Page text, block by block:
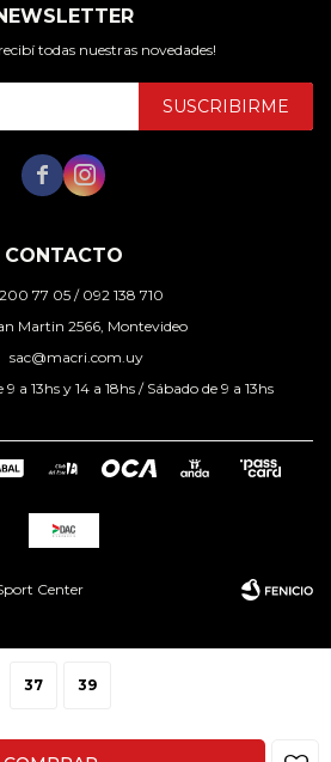
37 39
CONTACTO
77 05 / 092 138 710
Martin 2566, Montevideo
sac@macri.com.uy
a 13hs y 14 a 18hs / Sábado de 9 a 13hs
todas nuestras novedades!
SUSCRIBIRME
 
Center
Fenicio